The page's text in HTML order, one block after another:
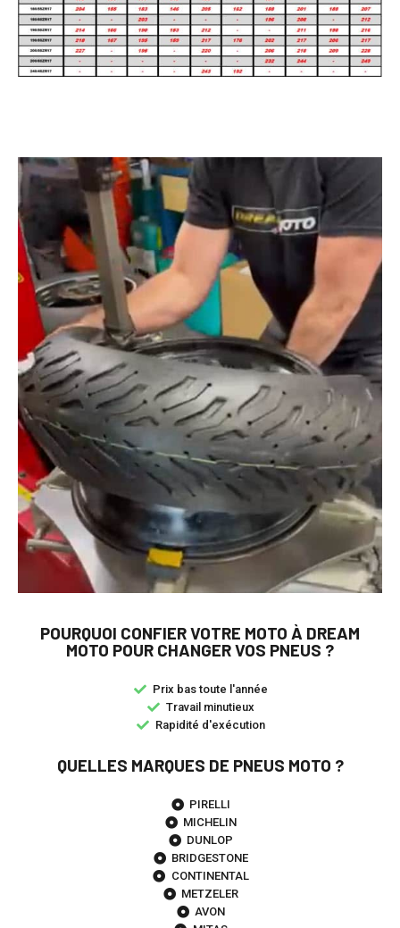
POURQUOI CONFIER VOTRE MOTO À DREAM
MOTO POUR CHANGER VOS PNEUS ?
Prix bas toute l'année
Travail minutieux
Rapidité d'exécution
QUELLES MARQUES DE PNEUS MOTO ?
PIRELLI
MICHELIN
DUNLOP
BRIDGESTONE
CONTINENTAL
METZELER
AVON